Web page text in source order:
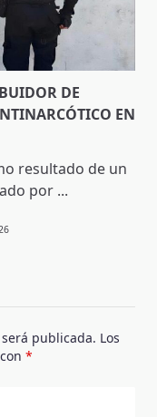
DE
EN
resultado de un
por ...
publicada. Los
*